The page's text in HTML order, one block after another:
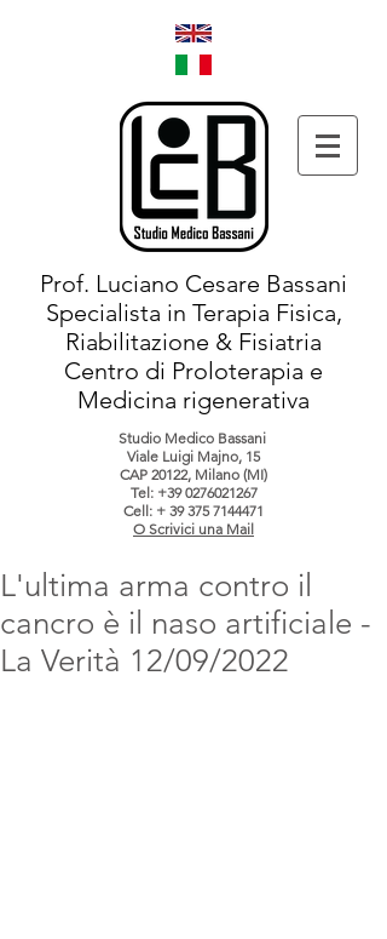
Prof. Luciano Cesare Bassani
Specialista in Terapia Fisica,
Riabilitazione & Fisiatria
Centro di Proloterapia e
Medicina rigenerativa
Studio Medico Bassani
Viale Luigi Majno, 15
CAP 20122, Milano (MI)
Tel: +39 0276021267
Cell: + 39 375 7144471
O Scrivici una Mail
L'ultima arma contro il
cancro è il naso artificiale -
La Verità 12/09/2022